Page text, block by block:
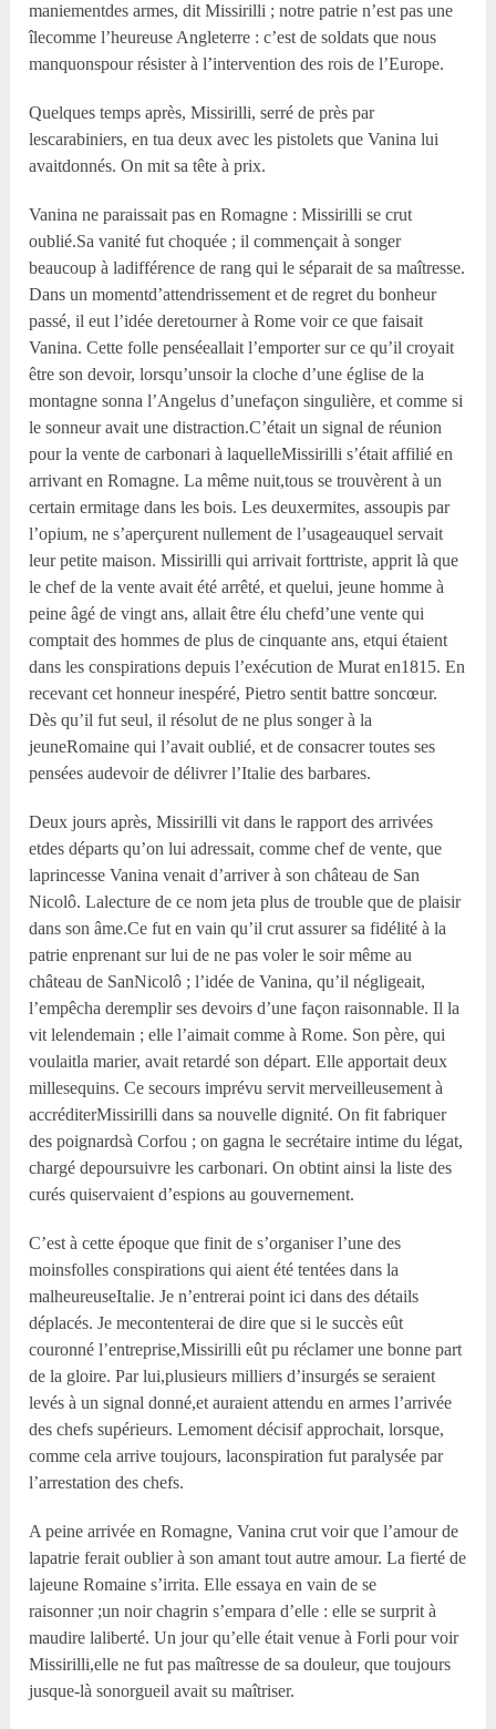
maniementdes armes, dit Missirilli ; notre patrie n’est pas une
îlecomme l’heureuse Angleterre : c’est de soldats que nous
manquonspour résister à l’intervention des rois de l’Europe.
Quelques temps après, Missirilli, serré de près par
lescarabiniers, en tua deux avec les pistolets que Vanina lui
avaitdonnés. On mit sa tête à prix.
Vanina ne paraissait pas en Romagne : Missirilli se crut
oublié.Sa vanité fut choquée ; il commençait à songer
beaucoup à ladifférence de rang qui le séparait de sa maîtresse.
Dans un momentd’attendrissement et de regret du bonheur
passé, il eut l’idée deretourner à Rome voir ce que faisait
Vanina. Cette folle penséeallait l’emporter sur ce qu’il croyait
être son devoir, lorsqu’unsoir la cloche d’une église de la
montagne sonna l’Angelus d’unefaçon singulière, et comme si
le sonneur avait une distraction.C’était un signal de réunion
pour la vente de carbonari à laquelleMissirilli s’était affilié en
arrivant en Romagne. La même nuit,tous se trouvèrent à un
certain ermitage dans les bois. Les deuxermites, assoupis par
l’opium, ne s’aperçurent nullement de l’usageauquel servait
leur petite maison. Missirilli qui arrivait forttriste, apprit là que
le chef de la vente avait été arrêté, et quelui, jeune homme à
peine âgé de vingt ans, allait être élu chefd’une vente qui
comptait des hommes de plus de cinquante ans, etqui étaient
dans les conspirations depuis l’exécution de Murat en1815. En
recevant cet honneur inespéré, Pietro sentit battre soncœur.
Dès qu’il fut seul, il résolut de ne plus songer à la
jeuneRomaine qui l’avait oublié, et de consacrer toutes ses
pensées audevoir de délivrer l’Italie des barbares.
Deux jours après, Missirilli vit dans le rapport des arrivées
etdes départs qu’on lui adressait, comme chef de vente, que
laprincesse Vanina venait d’arriver à son château de San
Nicolô. Lalecture de ce nom jeta plus de trouble que de plaisir
dans son âme.Ce fut en vain qu’il crut assurer sa fidélité à la
patrie enprenant sur lui de ne pas voler le soir même au
château de SanNicolô ; l’idée de Vanina, qu’il négligeait,
l’empêcha deremplir ses devoirs d’une façon raisonnable. Il la
vit lelendemain ; elle l’aimait comme à Rome. Son père, qui
voulaitla marier, avait retardé son départ. Elle apportait deux
millesequins. Ce secours imprévu servit merveilleusement à
accréditerMissirilli dans sa nouvelle dignité. On fit fabriquer
des poignardsà Corfou ; on gagna le secrétaire intime du légat,
chargé depoursuivre les carbonari. On obtint ainsi la liste des
curés quiservaient d’espions au gouvernement.
C’est à cette époque que finit de s’organiser l’une des
moinsfolles conspirations qui aient été tentées dans la
malheureuseItalie. Je n’entrerai point ici dans des détails
déplacés. Je mecontenterai de dire que si le succès eût
couronné l’entreprise,Missirilli eût pu réclamer une bonne part
de la gloire. Par lui,plusieurs milliers d’insurgés se seraient
levés à un signal donné,et auraient attendu en armes l’arrivée
des chefs supérieurs. Lemoment décisif approchait, lorsque,
comme cela arrive toujours, laconspiration fut paralysée par
l’arrestation des chefs.
A peine arrivée en Romagne, Vanina crut voir que l’amour de
lapatrie ferait oublier à son amant tout autre amour. La fierté de
lajeune Romaine s’irrita. Elle essaya en vain de se
raisonner ;un noir chagrin s’empara d’elle : elle se surprit à
maudire laliberté. Un jour qu’elle était venue à Forli pour voir
Missirilli,elle ne fut pas maîtresse de sa douleur, que toujours
jusque-là sonorgueil avait su maîtriser.